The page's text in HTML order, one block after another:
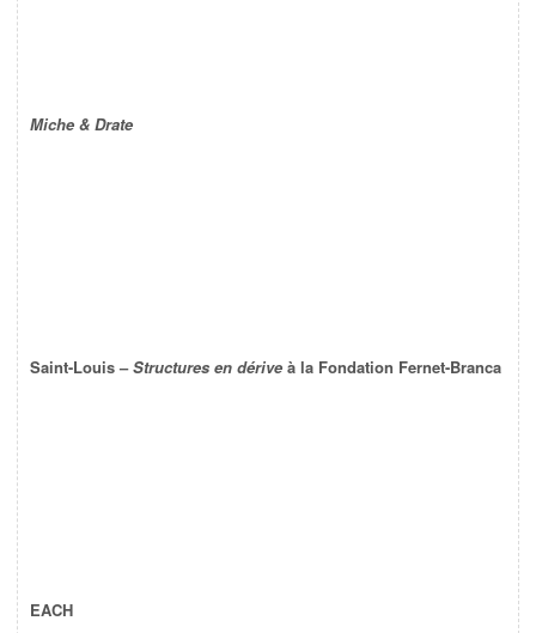
Miche & Drate
Saint-Louis –Structures en dérive à la Fondation Fernet-Branca
EACH